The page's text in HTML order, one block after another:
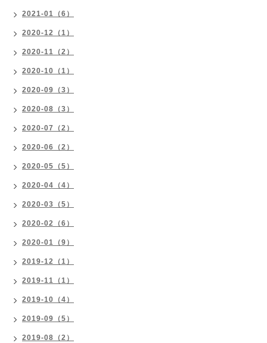
2021-01（6）
2020-12（1）
2020-11（2）
2020-10（1）
2020-09（3）
2020-08（3）
2020-07（2）
2020-06（2）
2020-05（5）
2020-04（4）
2020-03（5）
2020-02（6）
2020-01（9）
2019-12（1）
2019-11（1）
2019-10（4）
2019-09（5）
2019-08（2）